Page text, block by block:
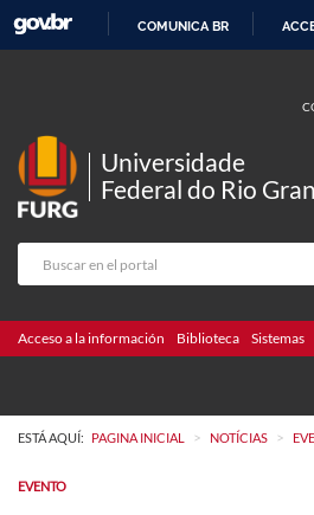
COMUNICA BR
Universidade
Federal do Rio
Acceso a la información Biblioteca Sistemas
ESTÁ AQUÍ: PAGINA INICIAL > NOTÍCIAS >
EVENTO